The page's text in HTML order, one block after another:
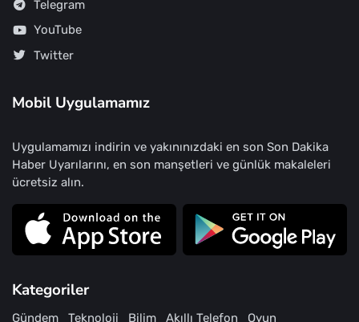
Telegram
YouTube
Twitter
Mobil Uygulamamız
Uygulamamızı indirin ve yakınınızdaki en son Son Dakika
Haber Uyarılarını, en son manşetleri ve günlük makaleleri
ücretsiz alın.
Kategoriler
Gündem Teknoloji Bilim Akıllı Telefon Oyun